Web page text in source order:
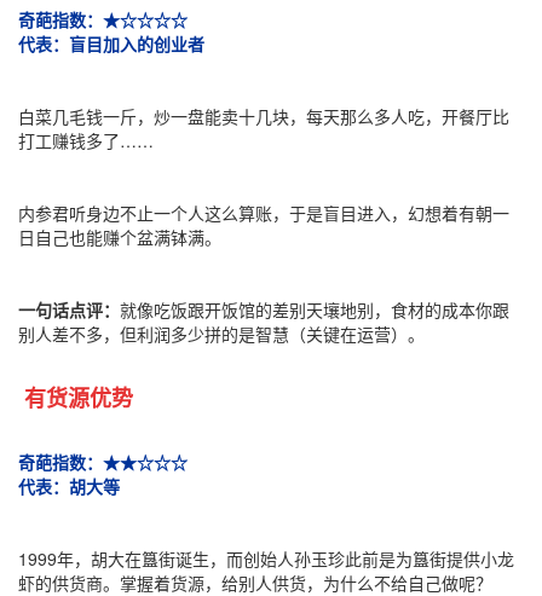
奇葩指数：★☆☆☆☆
代表：盲目加入的创业者
白菜几毛钱一斤，炒一盘能卖十几块，每天那么多人吃，开餐厅比
打工赚钱多了……
内参君听身边不止一个人这么算账，于是盲目进入，幻想着有朝一
日自己也能赚个盆满钵满。
一句话点评： 就像吃饭跟开饭馆的差别天壤地别，食材的成本你跟
别人差不多，但利润多少拼的是智慧（关键在运营）。
有货源优势
奇葩指数：★★☆☆☆
代表：胡大等
1999年，胡大在簋街诞生，而创始人孙玉珍此前是为簋街提供小龙
虾的供货商。掌握着货源，给别人供货，为什么不给自己做呢？